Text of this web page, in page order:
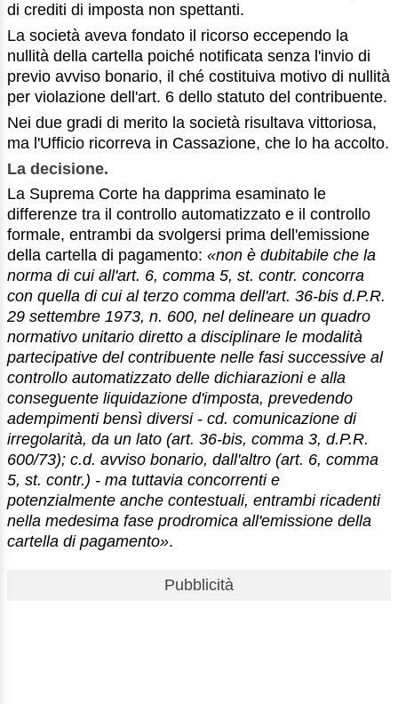
di crediti di imposta non spettanti.
La società aveva fondato il ricorso eccependo la
nullità della cartella poiché notificata senza l'invio di
previo avviso bonario, il ché costituiva motivo di nullità
per violazione dell'art. 6 dello statuto del contribuente.
Nei due gradi di merito la società risultava vittoriosa,
ma l'Ufficio ricorreva in Cassazione, che lo ha accolto.
La decisione.
La Suprema Corte ha dapprima esaminato le
differenze tra il controllo automatizzato e il controllo
formale, entrambi da svolgersi prima dell'emissione
della cartella di pagamento: «non è dubitabile che la
norma di cui all'art. 6, comma 5, st. contr. concorra
con quella di cui al terzo comma dell'art. 36-bis d.P.R.
29 settembre 1973, n. 600, nel delineare un quadro
normativo unitario diretto a disciplinare le modalità
partecipative del contribuente nelle fasi successive al
controllo automatizzato delle dichiarazioni e alla
conseguente liquidazione d'imposta, prevedendo
adempimenti bensì diversi - cd. comunicazione di
irregolarità, da un lato (art. 36-bis, comma 3, d.P.R.
600/73); c.d. avviso bonario, dall'altro (art. 6, comma
5, st. contr.) - ma tuttavia concorrenti e
potenzialmente anche contestuali, entrambi ricadenti
nella medesima fase prodromica all'emissione della
cartella di pagamento».
Pubblicità